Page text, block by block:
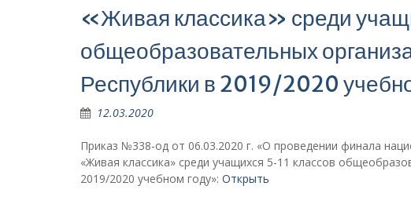
«Живая классика» среди
общеобразовательных
Республики в 2019/2020
12.03.2020
Приказ №338-од от 06.03.2020 г. «О проведении финала
«Живая классика» среди учащихся 5-11 классов
2019/2020 учебном году»: Открыть